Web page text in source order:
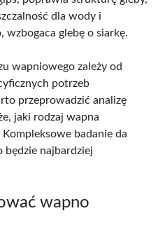
dla wody i
glebę o siarkę.
wapniowego zależy od
potrzeb
przeprowadzić analizę
jaki rodzaj wapna
badanie da
będzie najbardziej
wapno